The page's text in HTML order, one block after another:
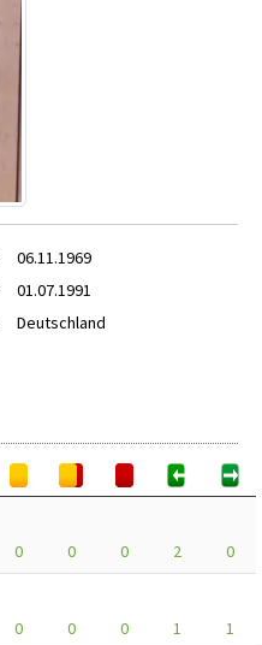
06.11.1969
01.07.1991
Deutschland
0 0 0 2
0
0 0 0 1
1